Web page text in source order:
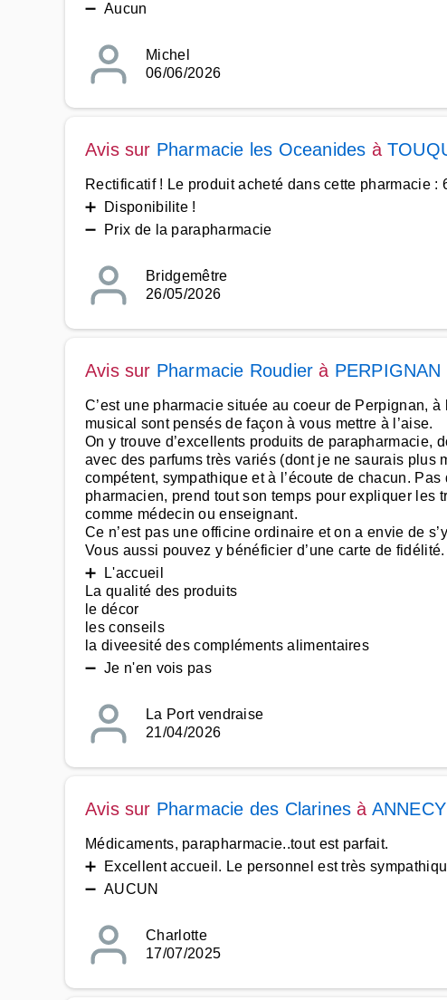
➖ Aucun
Michel
06/06/2026
Avis sur Pharmacie les Oceanides à
Rectificatif ! Le produit acheté dans cette pharmacie
➕ Disponibilite !
➖ Prix de la parapharmacie
Bridgemêtre
26/05/2026
Avis sur Pharmacie Roudier à PERPIGNAN
C’est une pharmacie située au coeur de Perpignan,
musical sont pensés de façon à vous mettre à l’aise.
On y trouve d’excellents produits de parapharmacie,
avec des parfums très variés (dont je ne saurais plus
compétent, sympathique et à l’écoute de chacun.
pharmacien, prend tout son temps pour expliquer
comme médecin ou enseignant.
Ce n’est pas une officine ordinaire et on a envie de
Vous aussi pouvez y bénéficier d’une carte de
➕ L'accueil
La qualité des produits
le décor
les conseils
la diveesité des compléments alimentaires
➖ Je n'en vois pas
La Port vendraise
21/04/2026
Avis sur Pharmacie des Clarines à
Médicaments, parapharmacie..tout est parfait.
➕ Excellent accueil. Le personnel est très
➖ AUCUN
Charlotte
17/07/2025